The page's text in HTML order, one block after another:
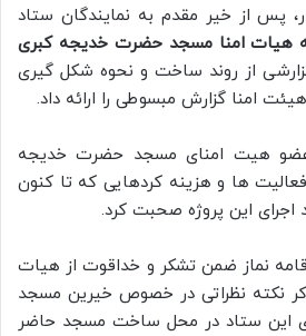
پس از خیر مقدم به نمایندگان ستاد
هیات امنا مسجد حضرت خدیجه کبری
گزارشی از روند ساخت و نحوه شکل گیری
امنا گزارش مبسوطی را ارائه داد.
عضو هیت امنای مسجد حضرت خدیجه
فعالیت ها و هزینه کردهایی که تا کنون
این پروژه صحبت کرد.
نماز ضمن تشکر و خداقوت از هیات
نکته نظراتی در خصوص خیرین مسجد
این ستاد در محل ساخت مسجد حاضر